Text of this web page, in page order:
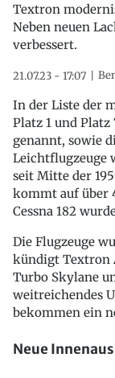
Textron
Neben neuen
verbessert.
21.07.23 - 17:07
In der Liste der
Platz 1 und Platz
genannt, sowie
Leichtflugzeuge
seit Mitte der
kommt auf über
Cessna 182
Die Flugzeuge
kündigt Textron
Turbo Skylane
weitreichendes
bekommen ein
Neue